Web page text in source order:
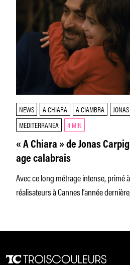
NEWS A CHIARA A CIAMBRA
MEDITERRANEA
4 MIN
« A Chiara » de Jonas
age calabrais
Avec ce long métrage intense, primé
réalisateurs à Cannes l’année